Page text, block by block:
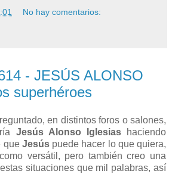
No hay comentarios:
- JESÚS ALONSO
superhéroes
en distintos foros o salones,
Jesús Alonso Iglesiashaciendo
que Jesús puede hacer lo que quiera,
versátil, pero también creo una
situaciones que mil palabras, así